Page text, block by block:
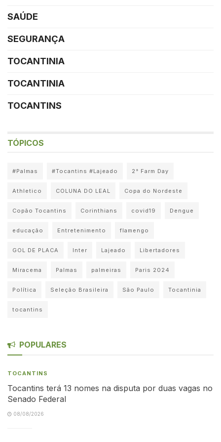
SAÚDE
SEGURANÇA
TOCANTINIA
TOCANTINIA
TOCANTINS
TÓPICOS
#Palmas #Tocantins #Lajeado 2° Farm Day
Athletico COLUNA DO LEAL Copa do Nordeste
Copão Tocantins Corinthians covid19 Dengue
educação Entretenimento flamengo
GOL DE PLACA Inter Lajeado Libertadores
Miracema Palmas palmeiras Paris 2024
Política Seleção Brasileira São Paulo Tocantinia
tocantins
POPULARES
TOCANTINS
Tocantins terá 13 nomes na disputa por duas vagas no
Senado Federal
08/08/2026